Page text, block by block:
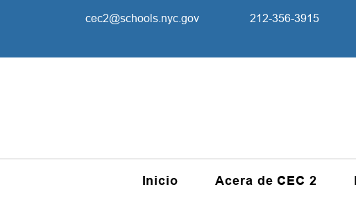
cec2@schools.nyc.gov 212-356-3915
Inicio Acera de CEC 2